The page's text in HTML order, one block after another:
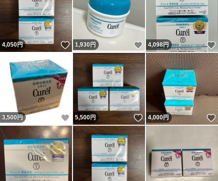
4,050円 いいね！
1,930円 いいね！
4,098円
3,500 円 いいね！
5,500円 いいね！
4,000円